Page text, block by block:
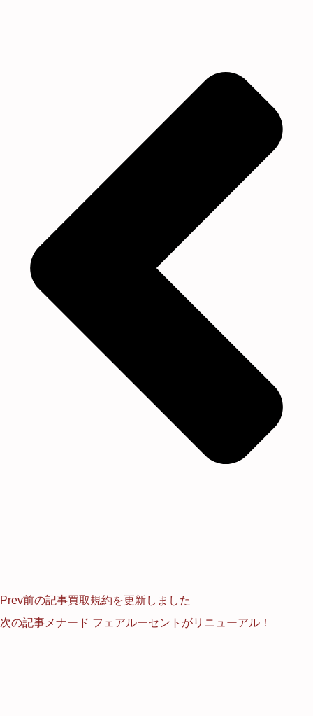
Prev前の記事買取規約を更新しました
次の記事 メナード フェアルーセントがリニューアル！